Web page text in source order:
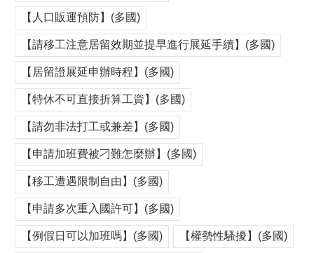
【人口販運預防】(多國)
【請移工注意居留效期並提早進行展延手續】(多國)
【居留證展延申辦時程】(多國)
【特休不可直接折算工資】(多國)
【請勿非法打工或兼差】(多國)
【申請加班費被刁難怎麼辦】(多國)
【移工遭遇限制自由】(多國)
【申請多次重入國許可】(多國)
【例假日可以加班嗎】(多國) 【權勢性騷擾】(多國)